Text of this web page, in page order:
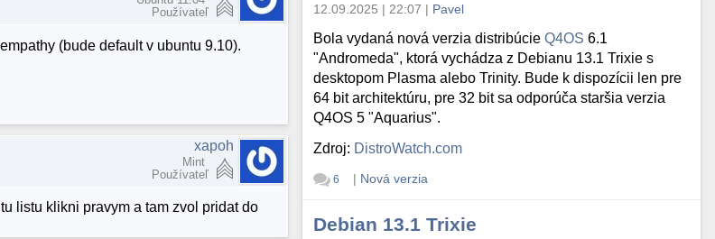
Používateľ
(bude default v ubuntu 9.10).
xapoh
Mint
Používateľ
listu klikni pravym a tam zvol pridat do
12.09.2025 | 22:07 | Pavel
Bola vydaná nová verzia distribúcieQ4OS 6.1
"Andromeda", ktorá vychádza z Debianu 13.1 Trixie s
desktopom Plasma alebo Trinity. Bude k dispozícii len pre
64 bit architektúru, pre 32 bit sa odporúča staršia verzia
Q4OS 5 "Aquarius".
Zdroj: DistroWatch.com
6 | Nová verzia
Debian 13.1 Trixie